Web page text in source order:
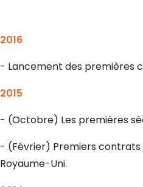
2016
- Lancement des premières
2015
- (Octobre) Les premières
- (Février) Premiers contrats
Royaume-Uni.